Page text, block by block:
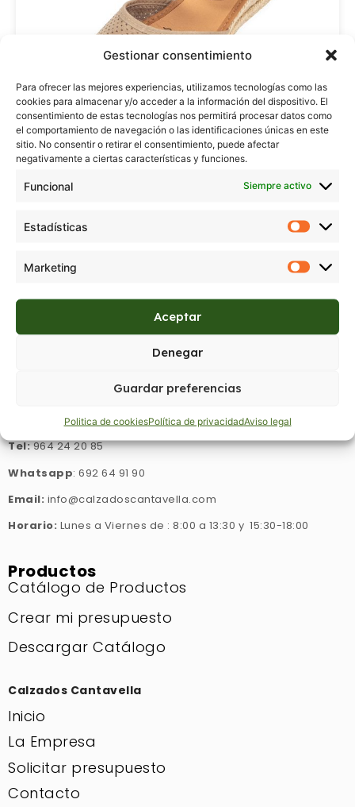
Gestionar consentimiento
Para ofrecer las mejores experiencias, utilizamos tecnologías como las
cookies para almacenar y/o acceder a la información del dispositivo. El
consentimiento de estas tecnologías nos permitirá procesar datos como
el comportamiento de navegación o las identificaciones únicas en este
sitio. No consentir o retirar el consentimiento, puede afectar
negativamente a ciertas características y funciones.
Funcional Siempre activo
Estadísticas
Marketing
Aceptar
Denegar
Guardar preferencias
Politica de cookiesPolítica de privacidadAviso legal
7008
Tel:964 24 20 85
Whatsapp: 692 64 91 90
Email: info@calzadoscantavella.com
Horario: Lunes a Viernes de : 8:00 a 13:30 y 15:30-18:00
Productos
Catálogo de Productos
Crear mi presupuesto
Descargar Catálogo
Calzados Cantavella
Inicio
La Empresa
Solicitar presupuesto
Contacto